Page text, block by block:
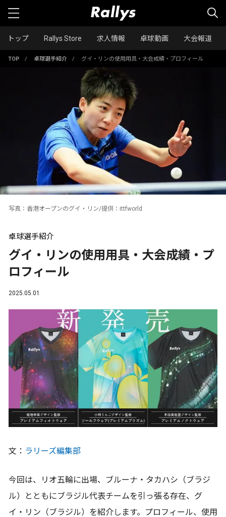
トップ Rallys Store 求人情報 卓球動画 大会報道
TOP / 卓球選手紹介 / グイ・リンの使用用具・大会成績・プロフィール
写真：香港オープンのグイ・リン/提供：ittfworld
卓球選手紹介
グイ・リンの使用用具・大会成績・プ
ロフィール
2025.05.01
文： ラリーズ編集部
今回は、リオ五輪に出場、ブルーナ・タカハシ（ブラジ
ル）とともにブラジル代表チームを引っ張る存在、グ
イ・リン（ブラジル）を紹介します。プロフィール、使用